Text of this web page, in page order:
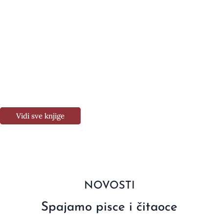
Vidi sve knjige
NOVOSTI
Spajamo pisce i čitaoce